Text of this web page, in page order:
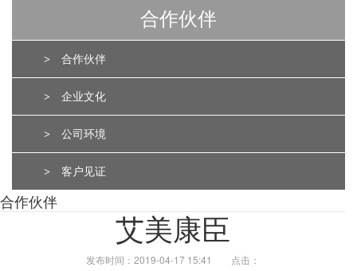
合作伙伴
> 合作伙伴
> 企业文化
> 公司环境
> 客户见证
合作伙伴
艾美康臣
发布时间：2019-04-17 15:41 点击：
Q 成都包装厂：纸质包装盒定制材质厚度选
成都包装厂：纸质包装盒定制材质厚度选择 承重与
成本平衡技巧。纸质包装盒定制的厚度选择，核心是